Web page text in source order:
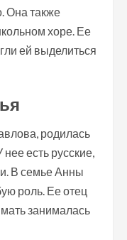
Она также
хоре. Ее
ей выделиться
родилась
есть русские,
В семье Анны
роль. Ее отец
занималась